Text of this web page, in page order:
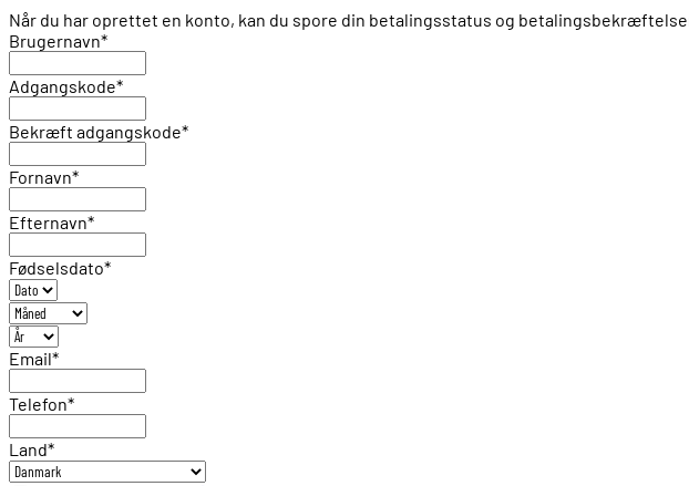
Når du har oprettet en konto, kan du spore din betalingsstatus og
Brugernavn*
Adgangskode*
Bekræft adgangskode*
Fornavn*
Efternavn*
Fødselsdato*
Email*
Telefon*
Land*